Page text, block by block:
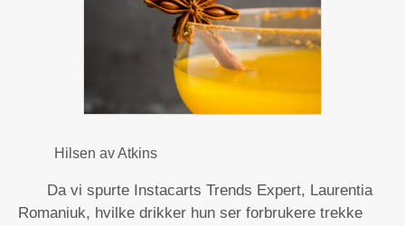
Hilsen av Atkins
Da vi spurte Instacarts Trends Expert, Laurentia
Romaniuk, hvilke drikker hun ser forbrukere trekke